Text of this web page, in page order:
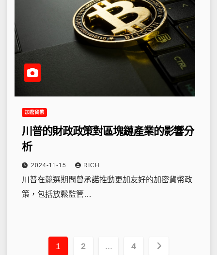
加密貨幣
川普的財政政策對區塊鏈產業的影響分
析
2024-11-15 RICH
川普在競選期間曾承諾推動更加友好的加密貨幣政
策，包括放鬆監管…
文
1 2 ... 4